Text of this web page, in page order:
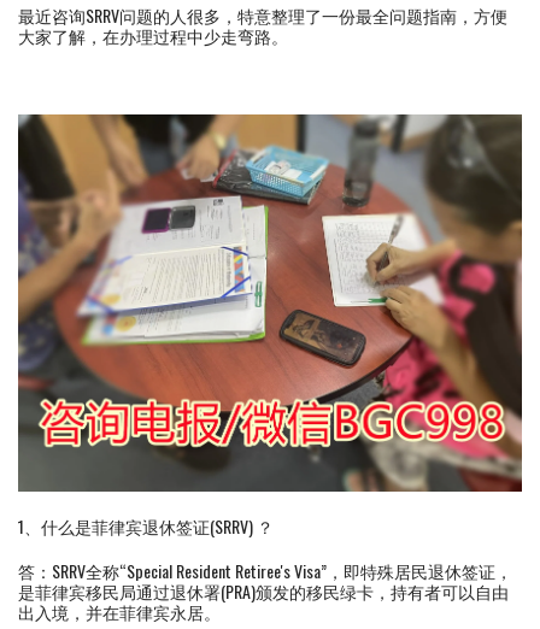
最近咨询SRRV问题的人很多，特意整理了一份最全问题指南，方便
大家了解，在办理过程中少走弯路。
1、什么是菲律宾退休签证(SRRV) ？
答：SRRV全称“Special Resident Retiree's Visa”，即特殊居民退休签证，
是菲律宾移民局通过退休署(PRA)颁发的移民绿卡，持有者可以自由
出入境，并在菲律宾永居。